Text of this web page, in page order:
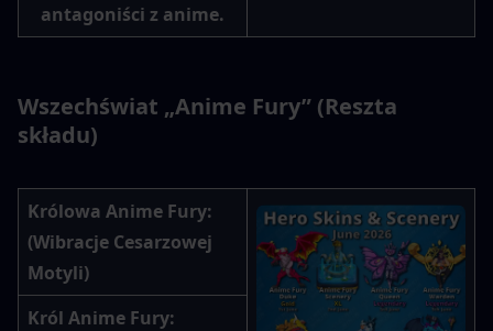
antagoniści z anime.
Wszechświat „Anime Fury” (Reszta
składu)
Królowa Anime Fury:
(Wibracje Cesarzowej
Motyli)
Król Anime Fury: